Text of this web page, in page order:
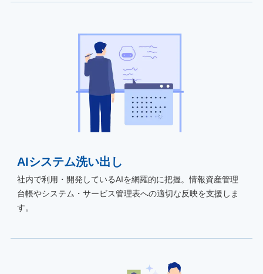
AIシステム洗い出し
社内で利用・開発しているAIを網羅的に把握。情報資産管理
台帳やシステム・サービス管理表への適切な反映を支援しま
す。